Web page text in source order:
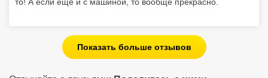
Apartments
Расположен: в 5 км от пос. Кастро, в 10 км от Киллини, в 300
км от г. Афины, в 75 км от г. Патра, в 70 км от аэропорта